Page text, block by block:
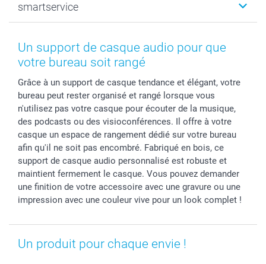
MyNameBook
Stickers & Etiquettes
Cadres photo, accessoires déco & bonbons
Dénicheur d'idées cadeau
Fin d'études
Naissance & baptême
Fête des Pères
Rentrée des classes
Communion
Saint-Valentin
Vacances
Durabilité
Conditions
Droit de rétraction
Conditions générales
Vie privée
Gestion des cookies
Tarifs
Investisseurs
Droit de rétractation
smartservice
smartgarantie
smartbonus
Modes de paiement
Modes de livraison
Grandes Quantités
Statut de ma commande
Un support de casque audio pour que
votre bureau soit rangé
Grâce à un support de casque tendance et élégant, votre
bureau peut rester organisé et rangé lorsque vous
n'utilisez pas votre casque pour écouter de la musique,
des podcasts ou des visioconférences. Il offre à votre
casque un espace de rangement dédié sur votre bureau
afin qu'il ne soit pas encombré. Fabriqué en bois, ce
support de casque audio personnalisé est robuste et
maintient fermement le casque. Vous pouvez demander
une finition de votre accessoire avec une gravure ou une
impression avec une couleur vive pour un look complet !
Un produit pour chaque envie !